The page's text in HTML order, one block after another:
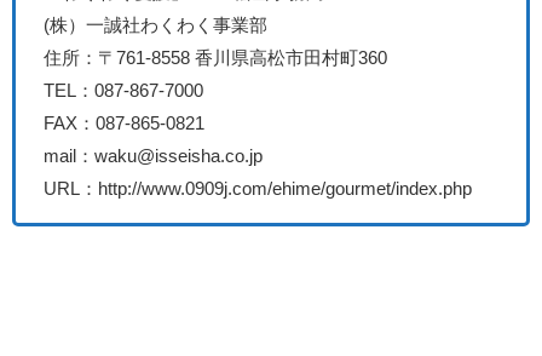
(株）一誠社わくわく事業部
住所：〒761-8558 香川県高松市田村町360
TEL：087-867-7000
FAX：087-865-0821
mail：waku@isseisha.co.jp
URL：http://www.0909j.com/ehime/gourmet/index.php